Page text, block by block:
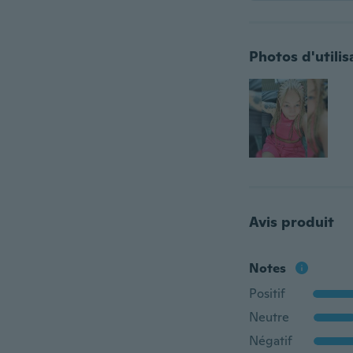
Photos
Avis produit
Notes
Positif
Neutre
Négatif